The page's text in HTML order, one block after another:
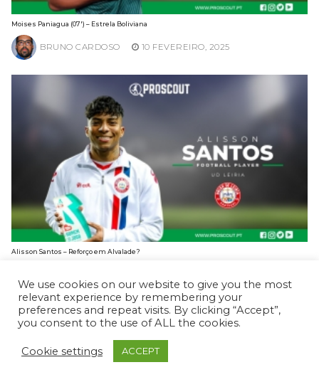
Moises Paniagua (07′) – Estrela Boliviana
BRUNO CARDOSO 10 FEVEREIRO, 2025
Alisson Santos – Reforço em Alvalade?
© ProScout 2020
We use cookies on our website to give you the most
relevant experience by remembering your
preferences and repeat visits. By clicking “Accept”,
you consent to the use of ALL the cookies.
Cookie settings ACCEPT